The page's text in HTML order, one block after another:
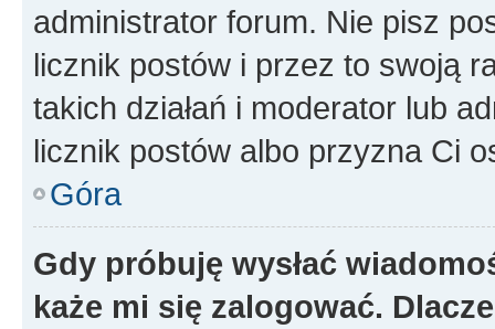
administrator forum. Nie pisz
licznik postów i przez to swoją
takich działań i moderator lub
licznik postów albo przyzna Ci
Góra
Gdy próbuję wysłać
każe mi się zalogować.